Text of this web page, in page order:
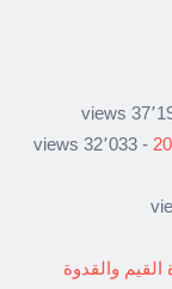
- 32٬033 views
والقدوة